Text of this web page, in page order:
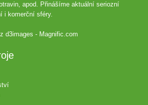
apod. Přinášíme aktuální seriozní
i komerční sféry.
zd3images - Magnific.com